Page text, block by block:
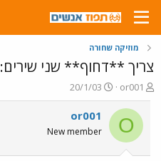
מוזיקה שחורה
צריך **דחוף** שני שירים:
פ
ו
ת
ח
ה
or001
פ
ו
ר
ם
20/1/03
O
or001
New member